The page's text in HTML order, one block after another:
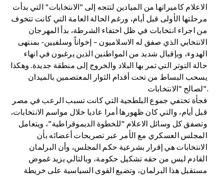
الاعلام كاميراتها من الميادين لتتجه إلى "الانتخابات" التي بدأت
مرحلتها الأولى قبل أيام، ورغم الحالة العامة التي كانت تتخوف
من اجراء انتخابات في ظل اختفاء الشرطة، بدأ المهرجان
الانتخابي الذي صفق له الاسلاميون – إخواناً وسلفيين- بمنتهى
الهدوء، وبإقبال شديد من المواطنين الذين يرغبون في انهاء
حالة التوتر التي تمر بها البلاد والخروج إلى منطقة جديدة. وهكذا
يسحب البساط من تحت أقدام الثوار المعتصمين بالميدان
لصالح "الانتخابات".
فجأة تختفي جموع البلطجية التي كانت تسبب الرعب في مصر
قبل أيام، والتي كان ظهورها أمرا عاديا خلال مواسم الانتخابات،
وتصفق كل وسائل الاعلام "للخطوة الديموقراطية"، ويتعامل
المجلس العسكري مع الأمر عبر تصريحات أعضائه بأن
الانتخابات هي إقرار بشرعية حكم المجلس، وأن البرلمان
القادم ليس من حقه تشكيل حكومة، وبالتالي يزيد غموض
مستقبل هذا البرلمان، وتضيع القوى السياسية على خريطة